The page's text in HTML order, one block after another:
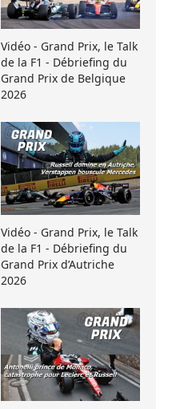
Vidéo - Grand Prix, le Talk
de la F1 - Débriefing du
Grand Prix de Belgique
2026
Vidéo - Grand Prix, le Talk
de la F1 - Débriefing du
Grand Prix d’Autriche
2026